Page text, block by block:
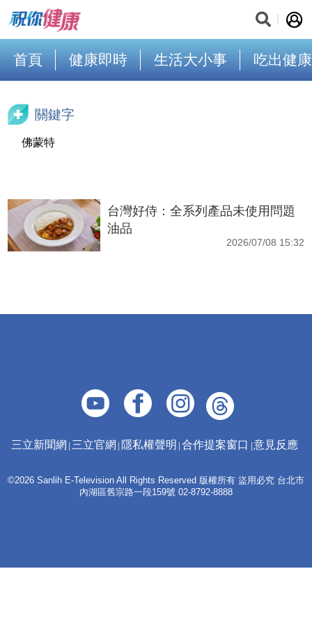
首頁 健康即時 生活大小事 吃出健康
關鍵字
佛蒙特
台灣好侍：全系列產品未使用問題
油品
2026/07/08 15:32
三立新聞網 三立官網 隱私權聲明 合作提案窗口 意見反應
©2026 Sanlih E-Television All Rights Reserved 版權所有 盜用必究 台北市
內湖區舊宗路一段159號 02-8792-8888